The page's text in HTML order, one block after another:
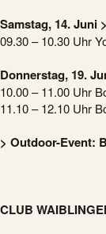
Samstag, 14. Juni
09.30 – 10.30 Uhr
Donnerstag, 19.
10.00 – 11.00 Uhr
11.10 – 12.10 Uhr
> Outdoor-Event:
CLUB